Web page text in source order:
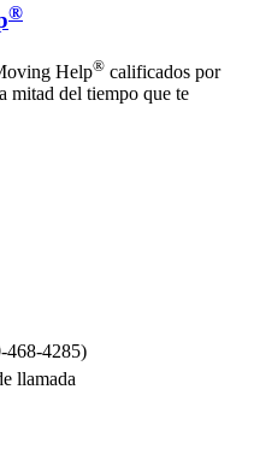
®
Help® calificados por
mitad del tiempo que te
468-4285)
llamada